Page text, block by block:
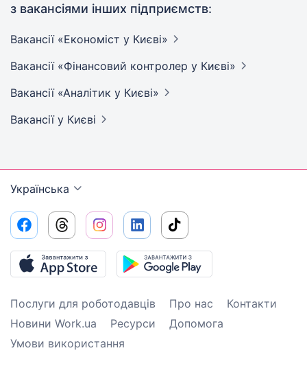
з вакансіями інших підприємств:
Вакансії «Економіст у Києві»
Вакансії «Фінансовий контролер у Києві»
Вакансії «Аналітик у Києві»
Вакансії у Києві
Українська
Послуги для роботодавців Про нас
Контакти
Новини Work.ua
Ресурси
Допомога
Умови використання